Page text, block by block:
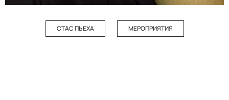
СТАС ПЬЕХА МЕРОПРИЯТИЯ